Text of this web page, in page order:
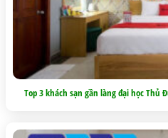
Top 3 khách sạn gần làng đại học Thủ